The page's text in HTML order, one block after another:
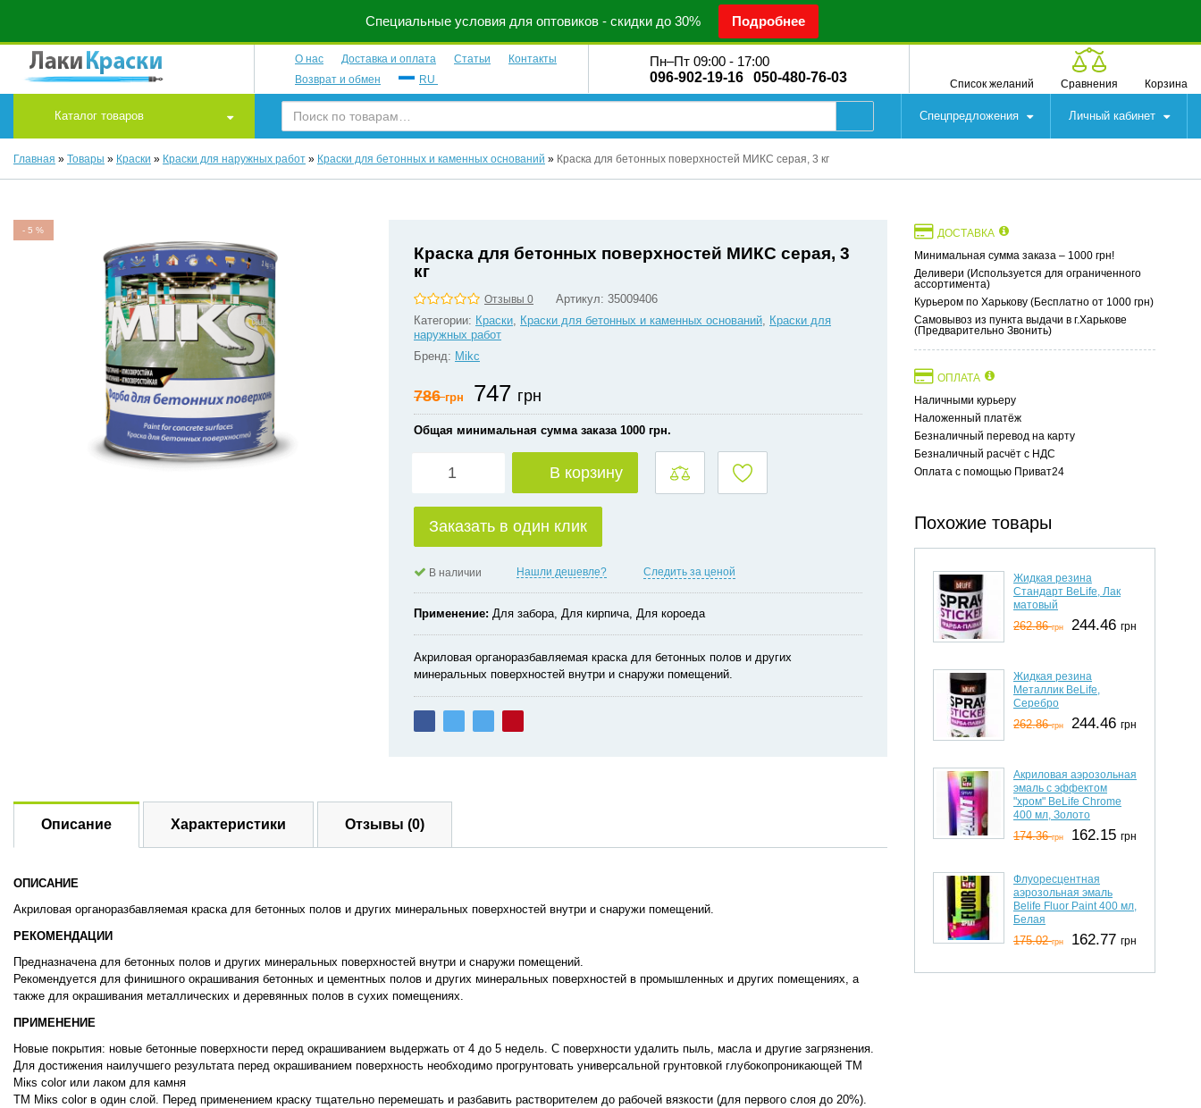
Специальные условия для оптовиков - скидки до 30% Подробнее
О нас Доставка и оплата Статьи
Контакты
Возврат и обмен
RU
Пн–Пт 09:00 - 17:00
096-902-19-16
050-480-76-03 Список желаний Сравнения Корзина
Каталог товаров Спецпредложения Личный кабинет
Главная » Товары » Краски » Краски для наружных работ » Краски для бетонных и каменных оснований » Краска для бетонных поверхностей МИКС серая, 3 кг
-5%
Краска для бетонных поверхностей МИКС серая, 3
кг
Отзывы 0 Артикул: 35009406
Категории: Краски, Краски для бетонных и каменных оснований, Краски для
наружных работ
Бренд: Mikс
786грн 747 грн
Общая минимальная сумма заказа 1000 грн.
В корзину
Заказать в один клик
В наличии Нашли дешевле? Следить за ценой
Применение Для забора, Для кирпича, Для короеда
Акриловая органоразбавляемая краска для бетонных полов и других
минеральных поверхностей внутри и снаружи помещений.
Описание
ОПИСАНИЕ
Акриловая органоразбавляемая краска для бетонных полов и других минеральных поверхностей внутри и снаружи помещений.
РЕКОМЕНДАЦИИ
Предназначена для бетонных полов и других минеральных поверхностей внутри и снаружи помещений.
Рекомендуется для финишного окрашивания бетонных и цементных полов и других минеральных поверхностей в промышленных и других помещениях, а
также для окрашивания металлических и деревянных полов в сухих помещениях.
ПРИМЕНЕНИЕ
Новые покрытия: новые бетонные поверхности перед окрашиванием выдержать от 4 до 5 недель. С поверхности удалить пыль, масла и другие загрязнения.
Для достижения наилучшего результата перед окрашиванием поверхность необходимо прогрунтовать универсальной грунтовкой глубокопроникающей ТМ
Мікs color или лаком для камня
ТМ Мікs color в один слой. Перед применением краску тщательно перемешать и разбавить растворителем до рабочей вязкости (для первого слоя до 20%).
Характеристики Отзывы (0)
ДОСТАВКА
Минимальная сумма заказа – 1000 грн!
Деливери (Используется для ограниченного
ассортимента)
Курьером по Харькову (Бесплатно от 1000 грн)
Самовывоз из пункта выдачи в г.Харькове
(Предварительно Звонить)
ОПЛАТА
Наличными курьеру
Наложенный платёж
Безналичный перевод на карту
Безналичный расчёт с НДС
Оплата с помощью Приват24
Похожие товары
Жидкая резина
Стандарт BeLife, Лак
матовый
262.86грн 244.46 грн
Жидкая резина
Металлик BeLife,
Серебро
262.86грн 244.46 грн
Акриловая аэрозольная
эмаль с эффектом
"хром" BeLife Chrome
400 мл, Золото
174.36грн 162.15 грн
Флуоресцентная
аэрозольная эмаль
Belife Fluor Paint 400 мл,
Белая
175.02грн 162.77 грн